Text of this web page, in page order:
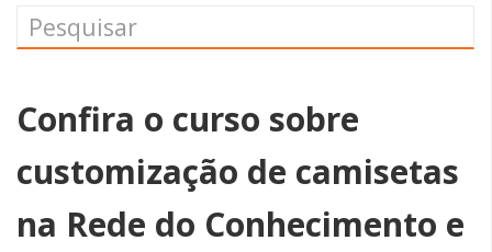
Confira o curso sobre
customização de camisetas
na Rede do Conhecimento e